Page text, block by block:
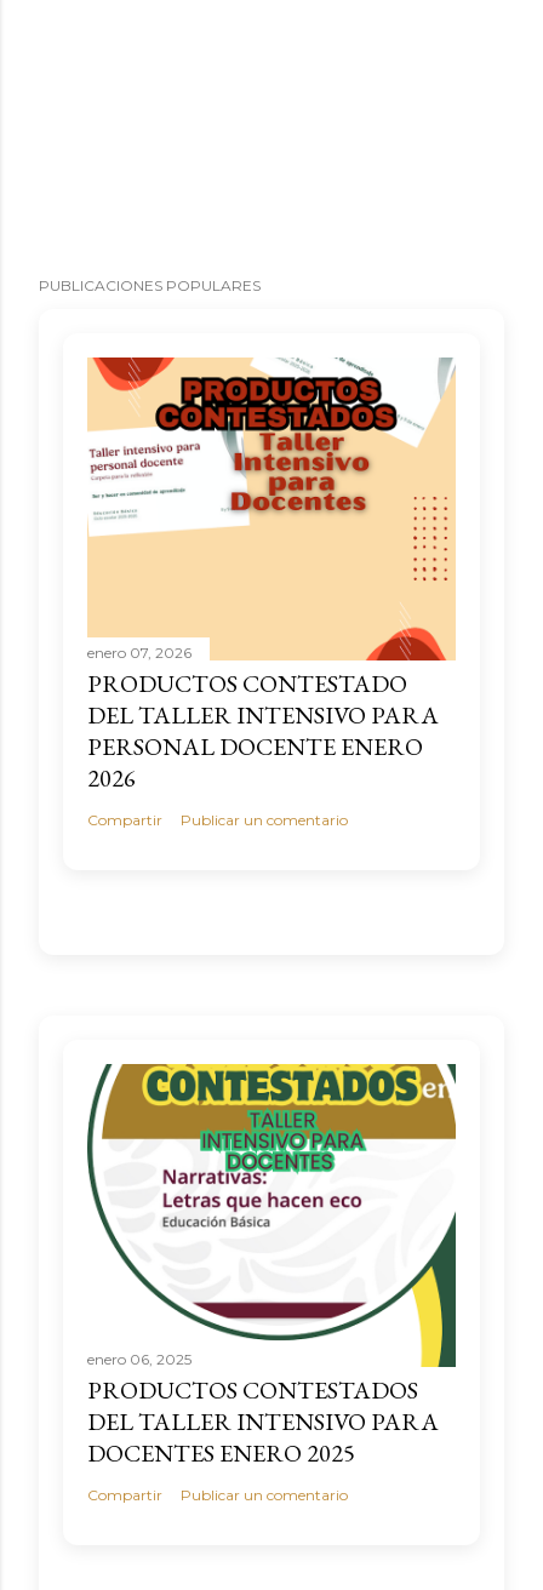
PUBLICACIONES POPULARES
enero 07, 2026
PRODUCTOS CONTESTADO
DEL TALLER INTENSIVO PARA
PERSONAL DOCENTE ENERO
2026
Compartir Publicar un comentario
enero 06, 2025
PRODUCTOS CONTESTADOS
DEL TALLER INTENSIVO PARA
DOCENTES ENERO 2025
Compartir Publicar un comentario